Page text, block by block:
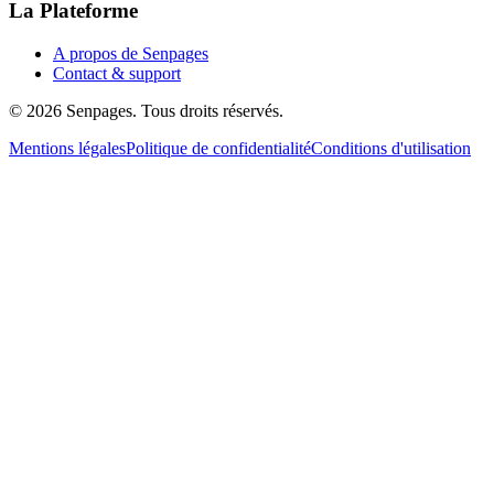
La Plateforme
A propos de Senpages
Contact & support
© 2026 Senpages. Tous droits réservés.
Mentions légalesPolitique de confidentialitéConditions d'utilisation